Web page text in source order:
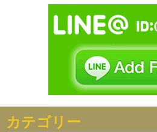
カテゴリー